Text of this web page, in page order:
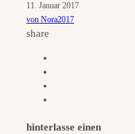
11. Januar 2017
von Nora2017
share
hinterlasse einen